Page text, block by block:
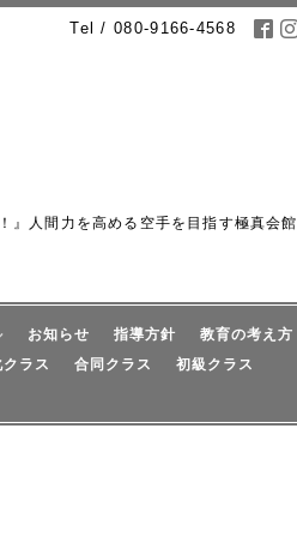
Tel / 080-9166-4568
』人間力を高める空手を目指す極真会館
お知らせ 指導方針
教育の考え方
ラス 合同クラス
初級クラス